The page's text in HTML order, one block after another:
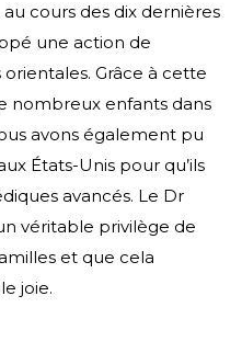
cours des dix dernières
une action de
Grâce à cette
nombreux enfants dans
avons également pu
États-Unis pour qu’ils
avancés. Le Dr
véritable privilège de
et que cela
joie.